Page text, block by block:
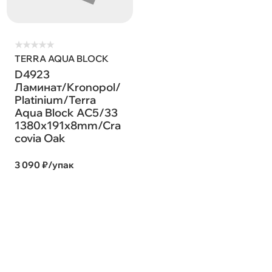
★★★★★
TERRA AQUA BLOCK
D4923
Ламинат/Kronopol/
Platinium/Terra
Aqua Block AC5/33
1380х191х8mm/Cra
covia Oak
3 090 ₽/упак